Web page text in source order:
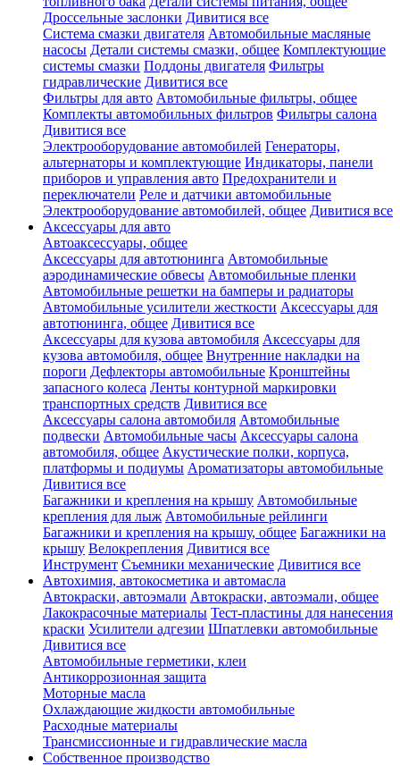
Дроссельные заслонки Дивитися все
Система смазки двигателя Автомобильные масляные
насосы Детали системы смазки, общее Комплектующие
системы смазки Поддоны двигателя Фильтры
гидравлические Дивитися все
Фильтры для авто Автомобильные фильтры, общее
Комплекты автомобильных фильтров Фильтры салона
Дивитися все
Электрооборудование автомобилей Генераторы,
альтернаторы и комплектующие Индикаторы, панели
приборов и управления авто Предохранители и
переключатели Реле и датчики автомобильные
Электрооборудование автомобилей, общее Дивитися все
Аксессуары для авто
Автоаксессуары, общее
Аксессуары для автотюнинга Автомобильные
аэродинамические обвесы Автомобильные пленки
Автомобильные решетки на бамперы и радиаторы
Автомобильные усилители жесткости Аксессуары для
автотюнинга, общее Дивитися все
Аксессуары для кузова автомобиля Аксессуары для
кузова автомобиля, общее Внутренние накладки на
пороги Дефлекторы автомобильные Кронштейны
запасного колеса Ленты контурной маркировки
транспортных средств Дивитися все
Аксессуары салона автомобиля Автомобильные
подвески Автомобильные часы Аксессуары салона
автомобиля, общее Акустические полки, корпуса,
платформы и подиумы Ароматизаторы автомобильные
Дивитися все
Багажники и крепления на крышу Автомобильные
крепления для лыж Автомобильные рейлинги
Багажники и крепления на крышу, общее Багажники на
крышу Велокрепления Дивитися все
Инструмент Съемники механические Дивитися все
Автохимия, автокосметика и автомасла
Автокраски, автоэмали Автокраски, автоэмали, общее
Лакокрасочные материалы Тест-пластины для нанесения
краски Усилители адгезии Шпатлевки автомобильные
Дивитися все
Автомобильные герметики, клеи
Антикоррозионная защита
Моторные масла
Охлаждающие жидкости автомобильные
Расходные материалы
Трансмиссионные и гидравлические масла
Собственное производство